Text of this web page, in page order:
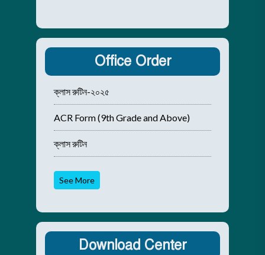
Office Order
ক্লাস রুটিন-২০২৫
ACR Form (9th Grade and Above)
ক্লাস রুটিন
See More
Download Center